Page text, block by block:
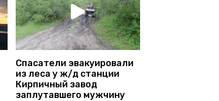
Спасатели эвакуировали
из леса у ж/д станции
Кирпичный завод
заплутавшего мужчину